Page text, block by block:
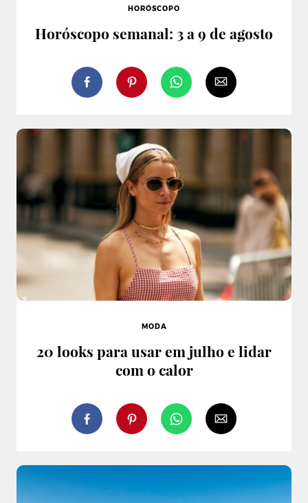
HORÓSCOPO
Horóscopo semanal: 3 a 9 de agosto
MODA
20 looks para usar em julho e lidar
com o calor